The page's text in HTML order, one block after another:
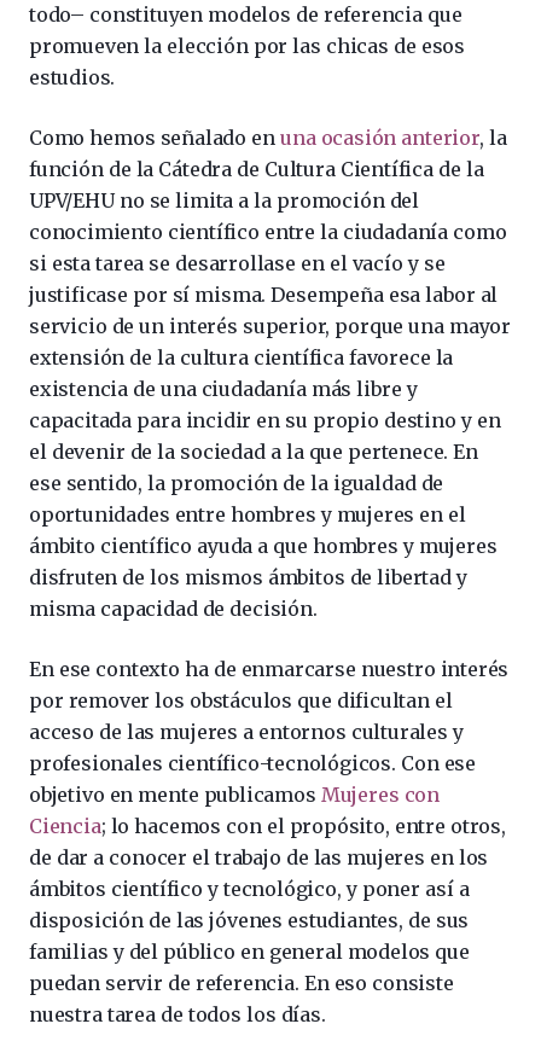
todo– constituyen modelos de referencia que
promueven la elección por las chicas de esos
estudios.
Como hemos señalado enuna ocasión anterior, la
función de la Cátedra de Cultura Científica de la
UPV/EHU no se limita a la promoción del
conocimiento científico entre la ciudadanía como
si esta tarea se desarrollase en el vacío y se
justificase por sí misma. Desempeña esa labor al
servicio de un interés superior, porque una mayor
extensión de la cultura científica favorece la
existencia de una ciudadanía más libre y
capacitada para incidir en su propio destino y en
el devenir de la sociedad a la que pertenece. En
ese sentido, la promoción de la igualdad de
oportunidades entre hombres y mujeres en el
ámbito científico ayuda a que hombres y mujeres
disfruten de los mismos ámbitos de libertad y
misma capacidad de decisión.
En ese contexto ha de enmarcarse nuestro interés
por remover los obstáculos que dificultan el
acceso de las mujeres a entornos culturales y
profesionales científico-tecnológicos. Con ese
objetivo en mente publicamos Mujeres con
Ciencia; lo hacemos con el propósito, entre otros,
de dar a conocer el trabajo de las mujeres en los
ámbitos científico y tecnológico, y poner así a
disposición de las jóvenes estudiantes, de sus
familias y del público en general modelos que
puedan servir de referencia. En eso consiste
nuestra tarea de todos los días.